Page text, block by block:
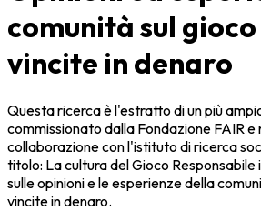
comunità sul
vincite in denaro
Questa ricerca è l'estratto di un più
commissionato dalla Fondazione FAIR e
collaborazione con l'istituto di ricerca
titolo: La cultura del Gioco Responsabile
sulle opinioni e le esperienze della
vincite in denaro.